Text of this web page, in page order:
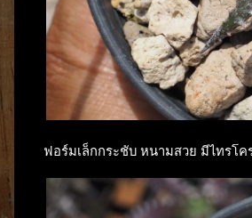
ฟอร์มเล็กกระชับ หนามสวย มีไทรโค